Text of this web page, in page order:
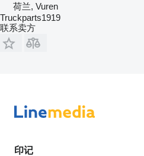
荷兰, Vuren
Truckparts1919
联系卖方
印记